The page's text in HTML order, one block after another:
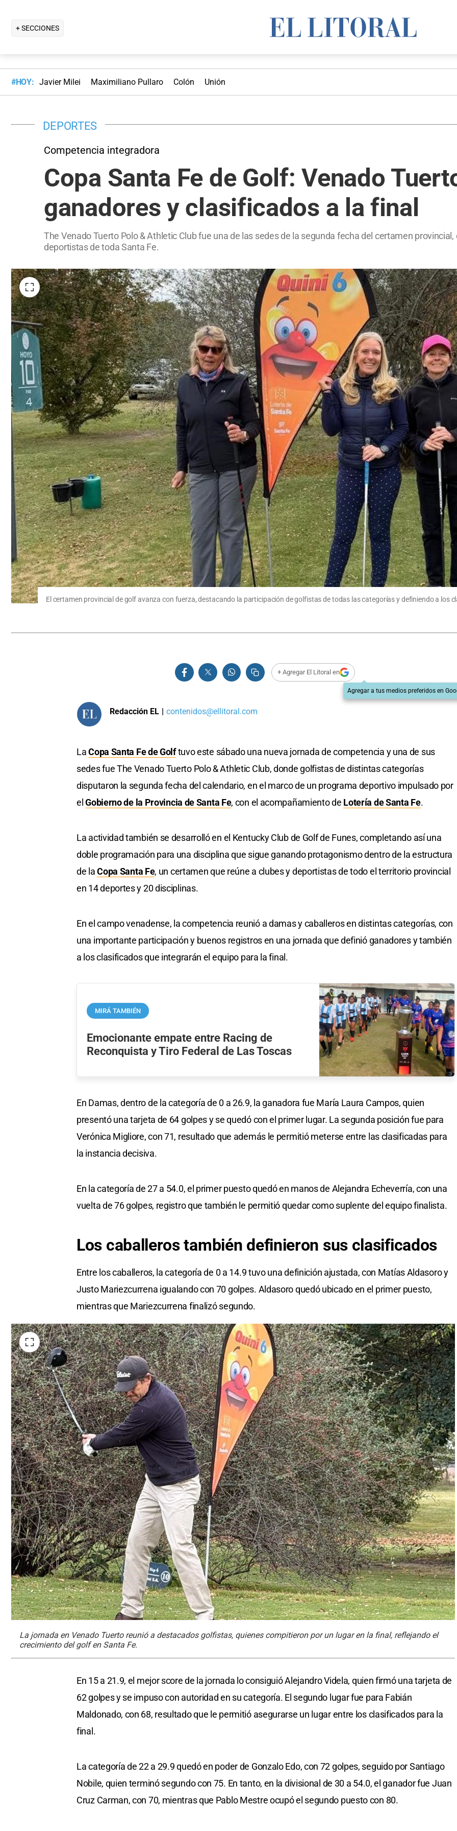
+ SECCIONES
#HOY: Javier Milei Maximiliano Pullaro Colón Unión
DEPORTES
Competencia integradora
Copa Santa Fe de Golf: Venado
ganadores y clasificados a la final
The Venado Tuerto Polo & Athletic Club fue una de las sedes de la segunda fecha del certamen
deportistas de toda Santa Fe.
El certamen provincial de golf avanza con fuerza, destacando la participación de golfistas de todas las categorías y definiendo a los
+ Agregar El Litoral en
Agregar a tus medios preferidos en
Redacción EL | contenidos@ellitoral.com
LaCopa Santa Fe de Golftuvo este sábado una nueva jornada de competencia y una de sus
sedes fue The Venado Tuerto Polo & Athletic Club, donde golfistas de distintas categorías
disputaron la segunda fecha del calendario, en el marco de un programa deportivo impulsado por
elGobierno de la Provincia de Santa Fe, con el acompañamiento de Lotería de Santa Fe.
La actividad también se desarrolló en el Kentucky Club de Golf de Funes, completando así una
doble programación para una disciplina que sigue ganando protagonismo dentro de la estructura
de laCopa Santa Fe, un certamen que reúne a clubes y deportistas de todo el territorio provincial
en 14 deportes y 20 disciplinas.
En el campo venadense, la competencia reunió a damas y caballeros en distintas categorías, con
una importante participación y buenos registros en una jornada que definió ganadores y también
a los clasificados que integrarán el equipo para la final.
MIRÁ TAMBIÉN
Emocionante empate entre Racing de
Reconquista y Tiro Federal de Las Toscas
En Damas, dentro de la categoría de 0 a 26.9, la ganadora fue María Laura Campos, quien
presentó una tarjeta de 64 golpes y se quedó con el primer lugar. La segunda posición fue para
Verónica Migliore, con 71, resultado que además le permitió meterse entre las clasificadas para
la instancia decisiva.
En la categoría de 27 a 54.0, el primer puesto quedó en manos de Alejandra Echeverría, con una
vuelta de 76 golpes, registro que también le permitió quedar como suplente del equipo finalista.
Los caballeros también definieron sus clasificados
Entre los caballeros, la categoría de 0 a 14.9 tuvo una definición ajustada, con Matías Aldasoro y
Justo Mariezcurrena igualando con 70 golpes. Aldasoro quedó ubicado en el primer puesto,
mientras que Mariezcurrena finalizó segundo.
La jornada en Venado Tuerto reunió a destacados golfistas, quienes compitieron por un lugar en la final, reflejando el
crecimiento del golf en Santa Fe.
En 15 a 21.9, el mejor score de la jornada lo consiguió Alejandro Videla, quien firmó una tarjeta de
62 golpes y se impuso con autoridad en su categoría. El segundo lugar fue para Fabián
Maldonado, con 68, resultado que le permitió asegurarse un lugar entre los clasificados para la
final.
La categoría de 22 a 29.9 quedó en poder de Gonzalo Edo, con 72 golpes, seguido por Santiago
Nobile, quien terminó segundo con 75. En tanto, en la divisional de 30 a 54.0, el ganador fue Juan
Cruz Carman, con 70, mientras que Pablo Mestre ocupó el segundo puesto con 80.